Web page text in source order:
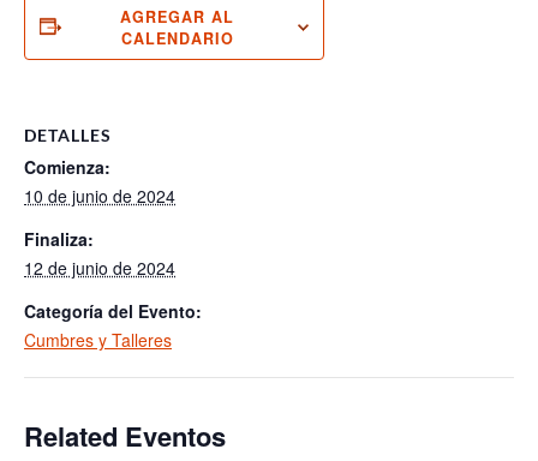
AGREGAR AL
CALENDARIO
DETALLES
Comienza:
10 de junio de 2024
Finaliza:
12 de junio de 2024
Categoría del Evento:
Cumbres y Talleres
Related Eventos